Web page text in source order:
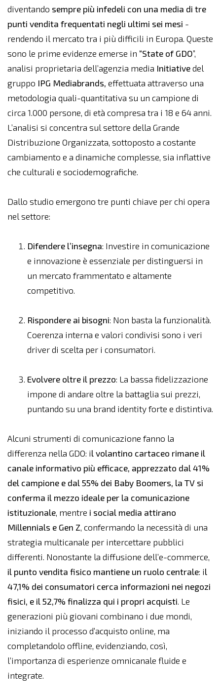
diventando sempre più infedeli con una media di tre
punti vendita frequentati negli ultimi sei mesi -
rendendo il mercato tra i più difficili in Europa. Queste
sono le prime evidenze emerse in “State of GDO”,
analisi proprietaria dell’agenzia media Initiativedel
gruppo IPG Mediabrands, effettuata attraverso una
metodologia quali-quantitativa su un campione di
circa 1.000 persone, di età compresa tra i 18 e 64 anni.
L’analisi si concentra sul settore della Grande
Distribuzione Organizzata, sottoposto a costante
cambiamento e a dinamiche complesse, sia inflattive
che culturali e sociodemografiche.
Dallo studio emergono tre punti chiave per chi opera
nel settore:
Difendere l’insegna: Investire in comunicazione
e innovazione è essenziale per distinguersi in
un mercato frammentato e altamente
competitivo.
Rispondere ai bisogni: Non basta la funzionalità.
Coerenza interna e valori condivisi sono i veri
driver di scelta per i consumatori.
Evolvere oltre il prezzo: La bassa fidelizzazione
impone di andare oltre la battaglia sui prezzi,
puntando su una brand identity forte e distintiva.
Alcuni strumenti di comunicazione fanno la
differenza nella GDO: il volantino cartaceo rimane il
canale informativo più efficace, apprezzato dal 41%
del campione e dal 55% dei Baby Boomers, la TV si
conferma il mezzo ideale per la comunicazione
istituzionale, mentre i social media attirano
Millennials e Gen Z, confermando la necessità di una
strategia multicanale per intercettare pubblici
differenti. Nonostante la diffusione dell’e-commerce,
il punto vendita fisico mantiene un ruolo centrale: il
47,1% dei consumatori cerca informazioni nei negozi
fisici, e il 52,7% finalizza qui i propri acquisti. Le
generazioni più giovani combinano i due mondi,
iniziando il processo d’acquisto online, ma
completandolo offline, evidenziando, così,
l’importanza di esperienze omnicanale fluide e
integrate.